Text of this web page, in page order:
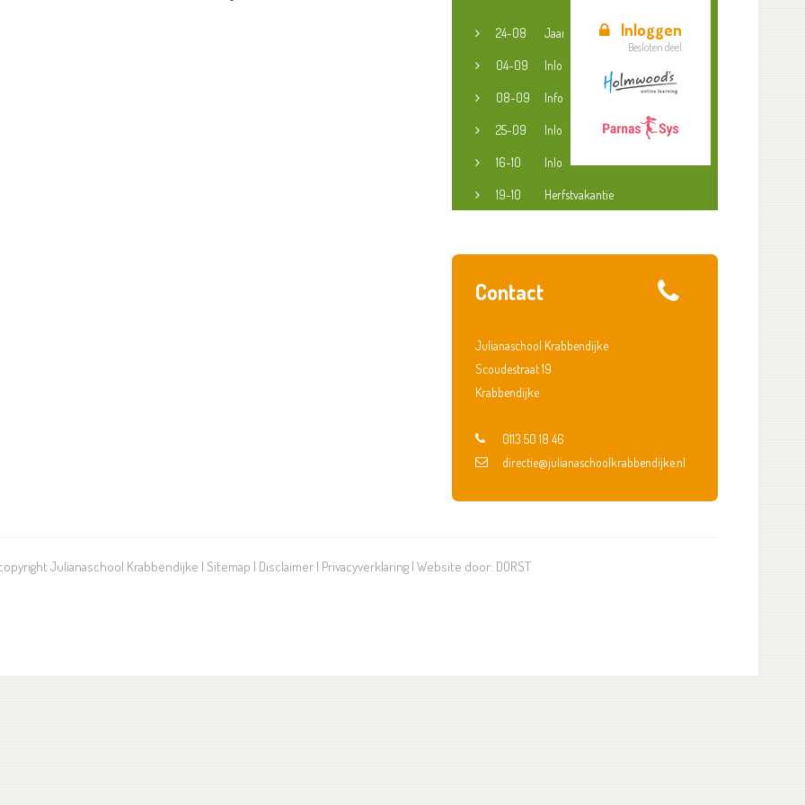
Inloggen
Besloten deel
24-08 Jaaropening
04-09 Inloopspreekuur jeugdconsulent
08-09 Informatieavond groep 3-8
25-09 Inloopspreekuur jeugdconsulent
16-10 Inloopspreekuur jeugdconsulent
19-10 Herfstvakantie
Contact
Julianaschool Krabbendijke
Scoudestraat 19
Krabbendijke
0113 50 18 46
directie@julianaschoolkrabbendijke.nl
Julianaschool Krabbendijke | Sitemap | Disclaimer | Privacyverklaring | Website door: DORST